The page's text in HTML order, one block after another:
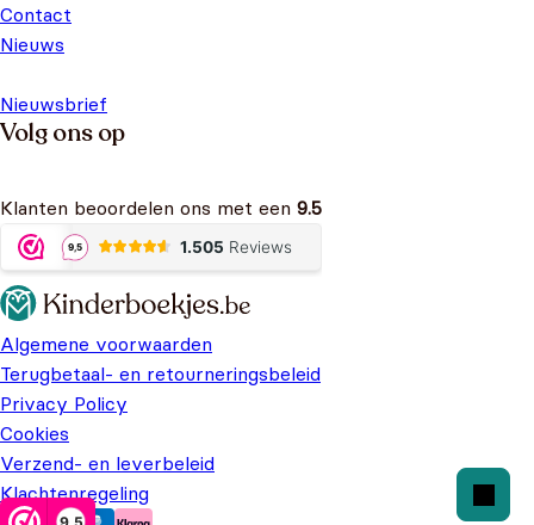
9,5
Contact
Nieuws
Nieuwsbrief
Volg ons op
Klanten beoordelen ons met een 9.5
Algemene voorwaarden
Terugbetaal- en retourneringsbeleid
Privacy Policy
Cookies
Verzend- en leverbeleid
Klachtenregeling